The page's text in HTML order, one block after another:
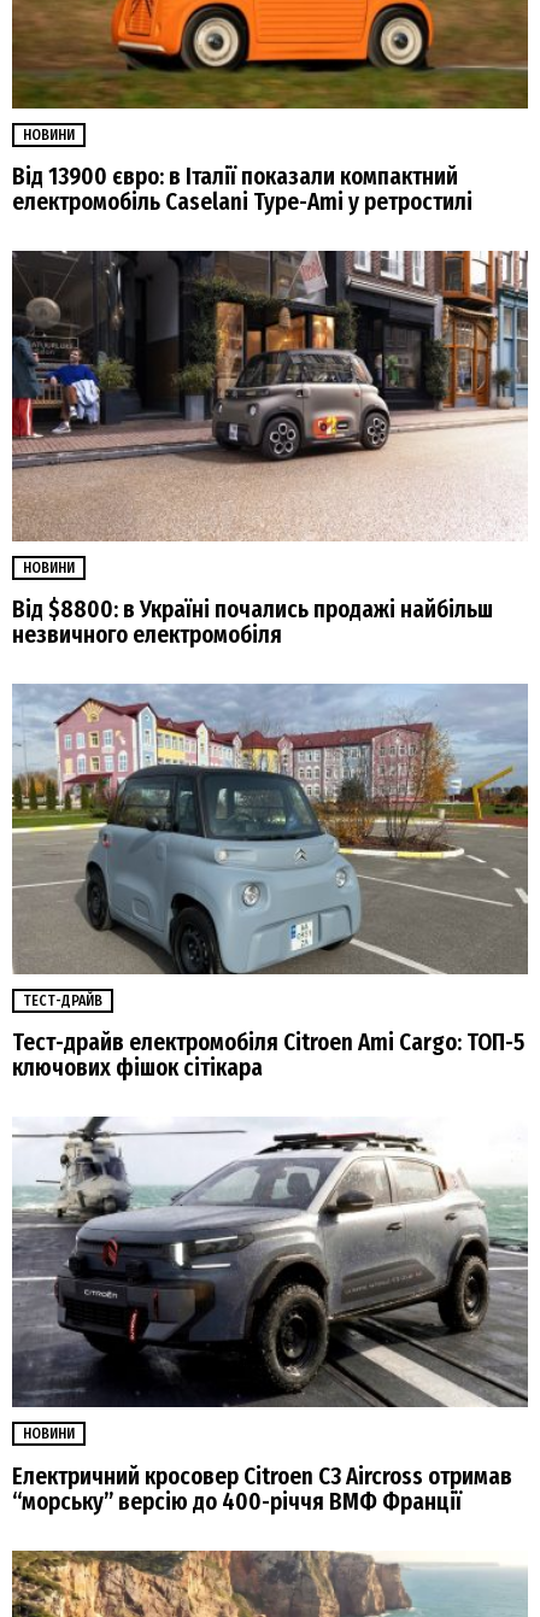
НОВИНИ
Від 13900 євро: в Італії показали компактний
електромобіль Caselani Type-Ami у ретростилі
НОВИНИ
Від $8800: в Україні почались продажі найбільш
незвичного електромобіля
ТЕСТ-ДРАЙВ
Тест-драйв електромобіля Citroen Ami Cargo: ТОП-5
ключових фішок сітікара
НОВИНИ
Електричний кросовер Citroen C3 Aircross отримав
“морську” версію до 400-річчя ВМФ Франції